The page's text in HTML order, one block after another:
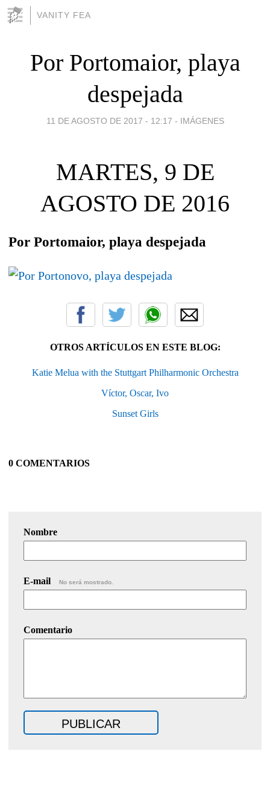
VANITY FEA
Por Portomaior, playa
despejada
11 DE AGOSTO DE 2017 - 12:17 - IMÁGENES
MARTES, 9 DE
AGOSTO DE 2016
Por Portomaior, playa despejada
OTROS ARTÍCULOS EN ESTE BLOG:
Katie Melua with the Stuttgart Philharmonic Orchestra
Víctor, Oscar, Ivo
Sunset Girls
0 COMENTARIOS
Nombre
E-mail No será mostrado.
Comentario